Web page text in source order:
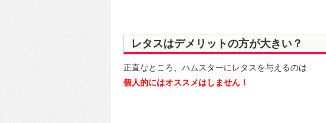
レタスはデメリットの方が大きい？
正直なところ、ハムスターにレタスを与えるのは
個人的にはオススメはしません！